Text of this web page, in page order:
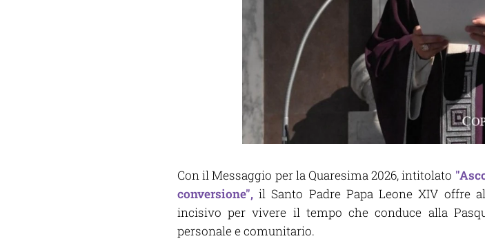
Con il Messaggio per la Quaresima 2026, intitolato
conversione", il Santo Padre Papa Leone XIV offre
incisivo per vivere il tempo che conduce alla
personale e comunitario.